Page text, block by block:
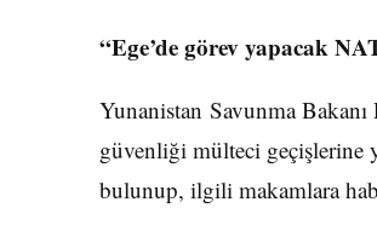
“Ege’de görev yapacak
Yunanistan Savunma
güvenliği mülteci geçişlerine
bulunup, ilgili makamlara